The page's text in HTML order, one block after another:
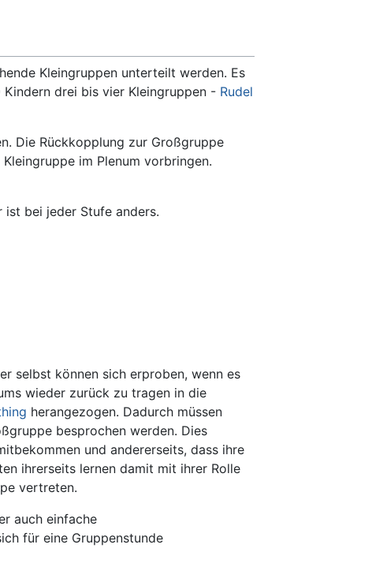
Kleingruppen unterteilt werden. Es
Kindern drei bis vier Kleingruppen - Rudel
Die Rückkopplung zur Großgruppe
im Plenum vorbringen.
ist bei jeder Stufe anders.
selbst können sich erproben, wenn es
wieder zurück zu tragen in die
herangezogen. Dadurch müssen
besprochen werden. Dies
und andererseits, dass ihre
ihrerseits lernen damit mit ihrer Rolle
vertreten.
auch einfache
für eine Gruppenstunde